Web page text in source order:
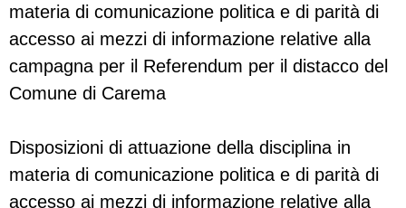
materia di comunicazione politica e di parità di
accesso ai mezzi di informazione relative alla
campagna per il Referendum per il distacco del
Comune di Carema
Disposizioni di attuazione della disciplina in
materia di comunicazione politica e di parità di
accesso ai mezzi di informazione relative alla